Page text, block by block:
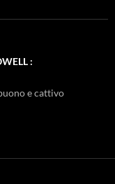
:
e cattivo